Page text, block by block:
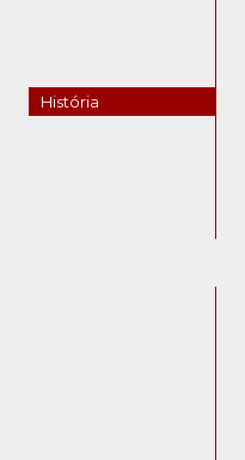
História